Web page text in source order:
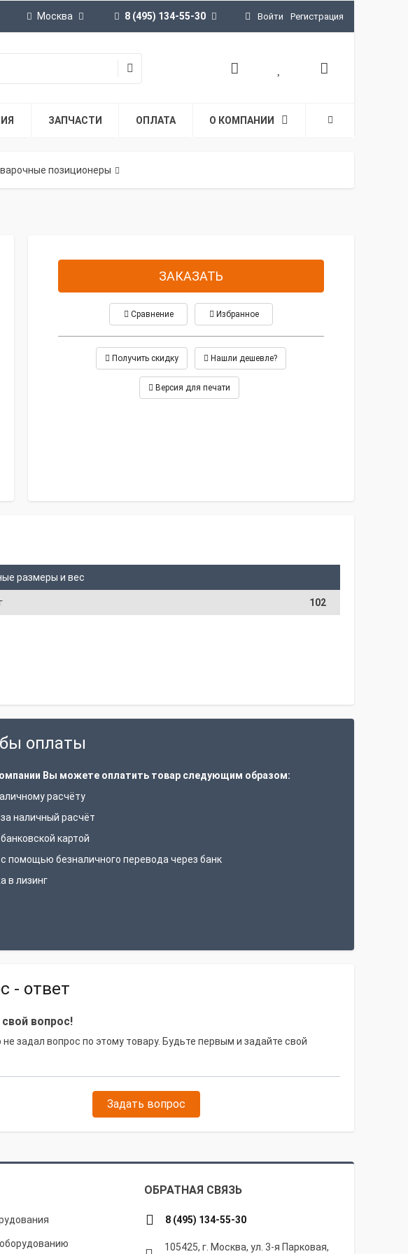
Москва 8 (495) 134-55-30 Войти Регистрация
ЗАПЧАСТИ ОПЛАТА О КОМПАНИИ
позиционеры
ЗАКАЗАТЬ
Сравнение Избранное
Получить скидку Нашли дешевле?
Версия для печати
размеры и вес
102
оплаты
Вы можете оплатить товар следующим образом:
расчёту
наличный расчёт
картой
помощью безналичного перевода через банк
в лизинг
- ответ
вопрос!
не задал вопрос по этому товару. Будьте первым и задайте свой
Задать вопрос
ОБРАТНАЯ СВЯЗЬ
8 (495) 134-55-30
105425, г. Москва, ул. 3-я Парковая,